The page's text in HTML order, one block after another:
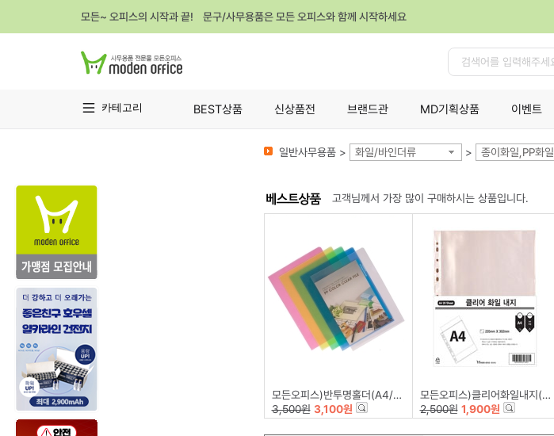
모든~ 오피스의 시작과 끝! 문구/사무용품은 모든 오피스와 함께 시작하세요
카테고리 BEST상품 신상품전 브랜드관 MD기획상품 이벤트
일반사무용품 > 화일/바인더류 > 종이화일,PP화일
고객님께서 가장 많이 구매하시는 상품입니다.
모든오피스)반투명홀더(A4/투명)-팩(10개입)
3,500원 3,100원
모든오피스)클리어화일내지(A4/20매)
2,500원 1,900원